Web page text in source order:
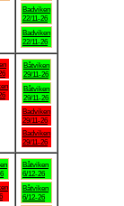
Badviken
22/11-26
Badviken
22/11-26
Båtviken
29/11-26
Båtviken
29/11-26
Badviken
29/11-26
Badviken
29/11-26
Båtviken
6/12-26
Båtviken
6/12-26